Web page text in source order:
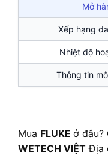
Mở
Xếp hạng
Nhiệt độ
Thông tin
Mua FLUKE ở đâu?
WETECH VIỆT Địa